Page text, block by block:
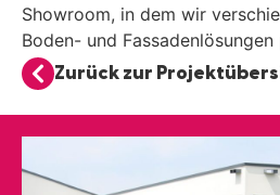
Showroom, in dem wir
Boden- und Fassadenlösungen
Zurück zur